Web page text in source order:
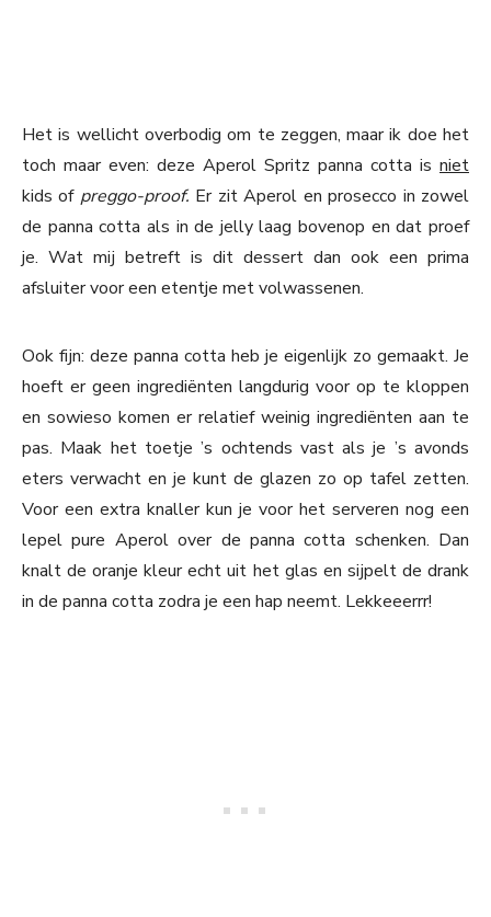
Het is wellicht overbodig om te zeggen, maar ik doe het
toch maar even: deze Aperol Spritz panna cotta is niet
kids of preggo-proof. Er zit Aperol en prosecco in zowel
de panna cotta als in de jelly laag bovenop en dat proef
je. Wat mij betreft is dit dessert dan ook een prima
afsluiter voor een etentje met volwassenen.
Ook fijn: deze panna cotta heb je eigenlijk zo gemaakt. Je
hoeft er geen ingrediënten langdurig voor op te kloppen
en sowieso komen er relatief weinig ingrediënten aan te
pas. Maak het toetje ’s ochtends vast als je ’s avonds
eters verwacht en je kunt de glazen zo op tafel zetten.
Voor een extra knaller kun je voor het serveren nog een
lepel pure Aperol over de panna cotta schenken. Dan
knalt de oranje kleur echt uit het glas en sijpelt de drank
in de panna cotta zodra je een hap neemt. Lekkeeerrr!